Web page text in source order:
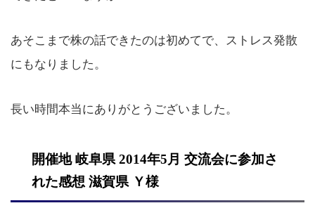
あそこまで株の話できたのは初めてで、ストレス発散
にもなりました。
長い時間本当にありがとうございました。
開催地 岐阜県 2014年5月 交流会に参加さ
れた感想 滋賀県 Ｙ様